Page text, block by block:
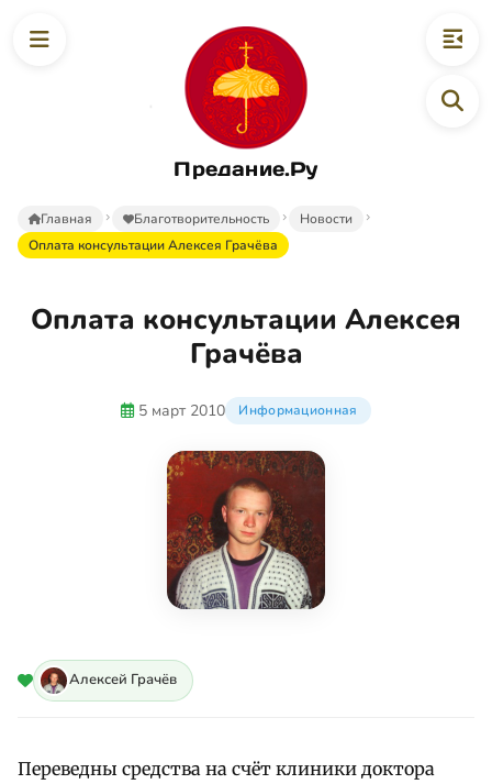
Предание.Ру
Главная Благотворительность
Новости
Оплата консультации Алексея Грачёва
Оплата консультации Алексея
Грачёва
5 март 2010 Информационная
Алексей Грачёв
Переведны средства на счёт клиники доктора